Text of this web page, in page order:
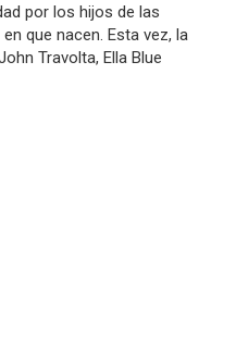
por los hijos de las
que nacen. Esta vez, la
Travolta, Ella Blue